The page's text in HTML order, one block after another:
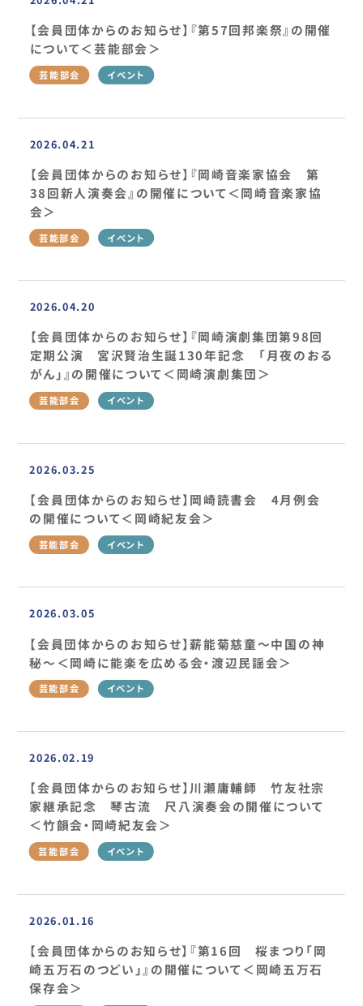
【会員団体からのお知らせ】『第57回邦楽祭』の開催
について＜芸能部会＞
芸能部会 イベント
2026.04.21
【会員団体からのお知らせ】『岡崎音楽家協会 第
38回新人演奏会』の開催について＜岡崎音楽家協
会＞
芸能部会 イベント
2026.04.20
【会員団体からのお知らせ】『岡崎演劇集団第98回
定期公演 宮沢賢治生誕130年記念 「月夜のおる
がん」』の開催について＜岡崎演劇集団＞
芸能部会 イベント
2026.03.25
【会員団体からのお知らせ】岡崎読書会 4月例会
の開催について＜岡崎紀友会＞
芸能部会 イベント
2026.03.05
【会員団体からのお知らせ】薪能菊慈童～中国の神
秘～＜岡崎に能楽を広める会・渡辺民謡会＞
芸能部会 イベント
2026.02.19
【会員団体からのお知らせ】川瀬庸輔師 竹友社宗
家継承記念 琴古流 尺八演奏会の開催について
＜竹韻会・岡崎紀友会＞
芸能部会 イベント
2026.01.16
【会員団体からのお知らせ】『第16回 桜まつり「岡
崎五万石のつどい」』の開催について＜岡崎五万石
保存会＞